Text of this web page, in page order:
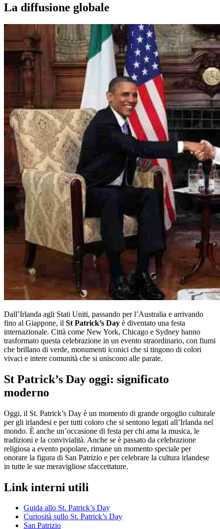
La diffusione globale
Dall’Irlanda agli Stati Uniti, passando per l’Australia e arrivando
fino al Giappone, il St Patrick’s Day è diventato una festa
internazionale. Città come New York, Chicago e Sydney hanno
trasformato questa celebrazione in un evento straordinario, con fiumi
che brillano di verde, monumenti iconici che si tingono di colori
vivaci e intere comunità che si uniscono alle parate.
St Patrick’s Day oggi: significato
moderno
Oggi, il St. Patrick’s Day è un momento di grande orgoglio culturale
per gli irlandesi e per tutti coloro che si sentono legati all’Irlanda nel
mondo. È anche un’occasione di festa per chi ama la musica, le
tradizioni e la convivialità. Anche se è passato da celebrazione
religiosa a evento popolare, rimane un momento speciale per
onorare la figura di San Patrizio e per celebrare la cultura irlandese
in tutte le sue meravigliose sfaccettature.
Link interni utili
Guida allo St. Patrick’s Day
Curiosità sullo St. Patrick’s Day
San Patrizio